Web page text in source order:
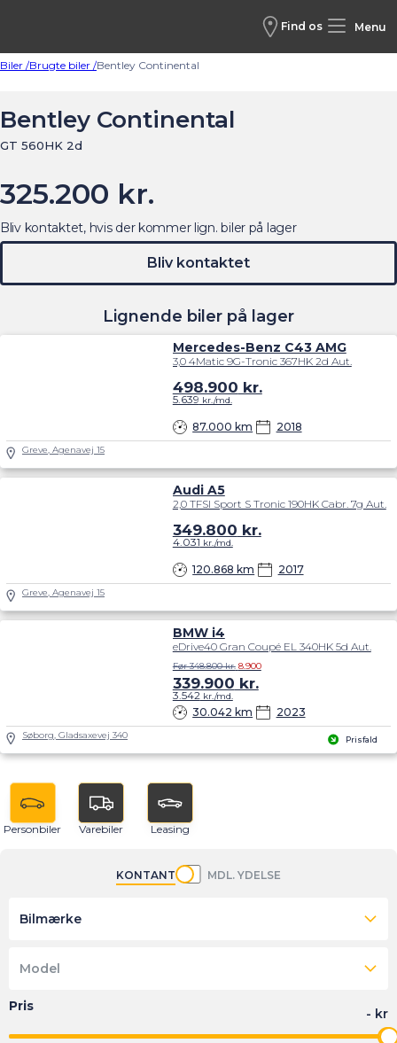
Find os Menu
Biler /Brugte biler /Bentley Continental
Bentley Continental
GT 560HK 2d
325.200 kr.
Lignende biler på lager
Mercedes-Benz C43 AMG
3,0 4Matic 9G-Tronic 367HK 2d Aut.
87.000 km 2018
498.900 kr.
5.639 kr./md.
Greve, Agenavej 15
Audi A5
2,0 TFSI Sport S Tronic 190HK Cabr. 7g Aut.
120.868 km 2017
349.800 kr.
4.031 kr./md.
Greve, Agenavej 15
Prisfald
BMW i4
eDrive40 Gran Coupé EL 340HK 5d Aut.
30.042 km 2023
Før 348.800 kr. 8.900
339.900 kr.
3.542kr./md.
Søborg, Gladsaxevej 340
Bliv kontaktet, hvis der kommer lign. biler på lager
Bliv kontaktet
Personbiler Varebiler Leasing
KONTANT MDL. YDELSE
Bilmærke
Model